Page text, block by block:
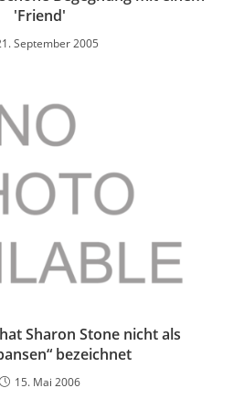
'Friend'
September 2005
Sharon Stone nicht als
bezeichnet
15. Mai 2006